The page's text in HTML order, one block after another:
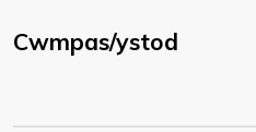
Cwmpas/ystod